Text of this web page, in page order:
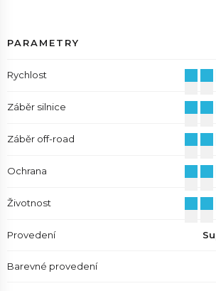
PARAMETRY
Rychlost
Záběr silnice
Záběr off-road
Ochrana
Životnost
Provedení
Barevné provedení